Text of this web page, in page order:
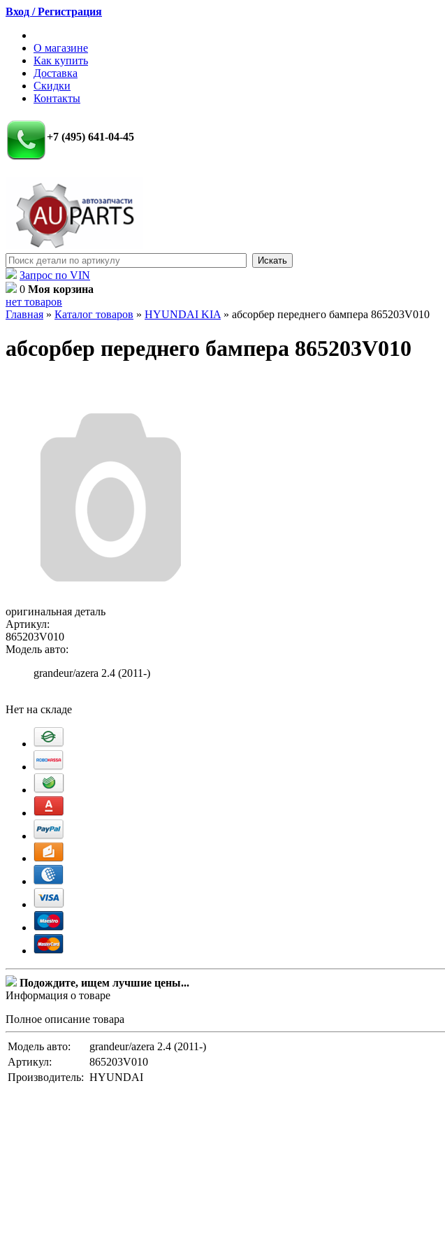
Вход / Регистрация
О магазине
Как купить
Доставка
Скидки
Контакты
+7 (495) 641-04-45
Запрос по VIN
0 Моя корзина
нет товаров
Главная » Каталог товаров » HYUNDAI KIA » абсорбер переднего бампера 865203V010
абсорбер переднего бампера 865203V010
оригинальная деталь
Артикул:
865203V010
Модель авто:
grandeur/azera 2.4 (2011-)
Нет на складе
Подождите, ищем лучшие цены...
Информация о товаре
Полное описание товара
Модель авто:
grandeur/azera 2.4 (2011-)
Артикул:
865203V010
Производитель: HYUNDAI